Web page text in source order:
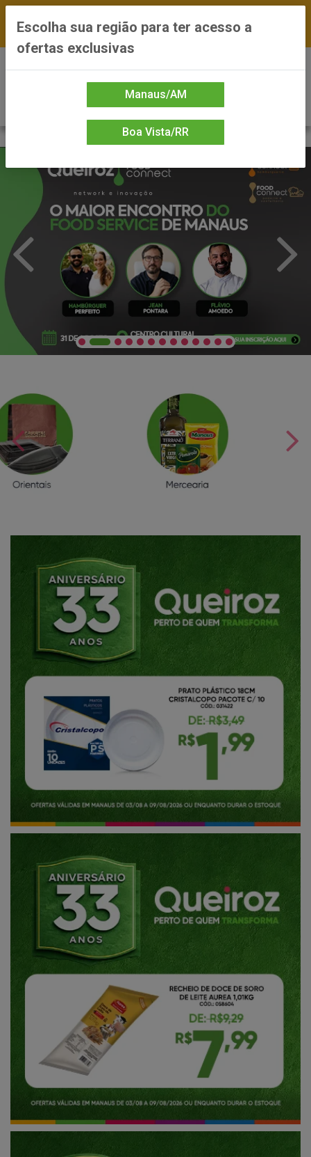
*Preços exclusivos do site — Entrega em até 24h
Escolha sua região para ter acesso a
ofertas exclusivas
Manaus/AM
Boa Vista/RR